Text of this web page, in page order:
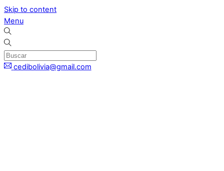
Skip to content
Menu
cedibolivia@gmail.com